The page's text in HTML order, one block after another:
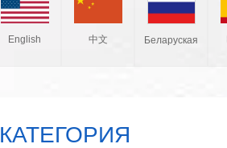
English 中文 Беларуская
КАТЕГОРИЯ